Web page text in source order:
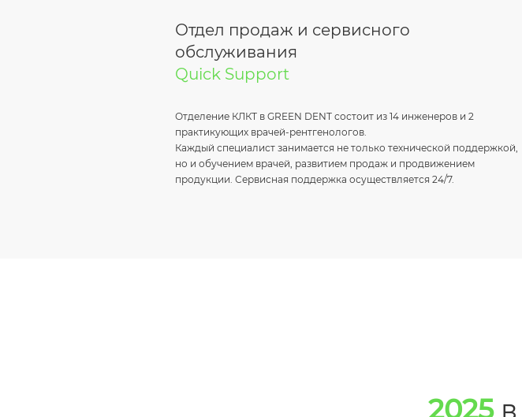
Отдел продаж и сервисного
обслуживания
Quick Support
Отделение КЛКТ в GREEN DENT состоит из 14 инженеров и 2
практикующих врачей-рентгенологов.
Каждый специалист занимается не только технической поддержкой,
но и обучением врачей, развитием продаж и продвижением
продукции. Сервисная поддержка осуществляется 24/7.
2025в